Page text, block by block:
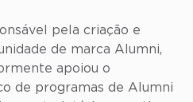
pela criação e
de marca Alumni,
apoiou o
de programas de Alumni